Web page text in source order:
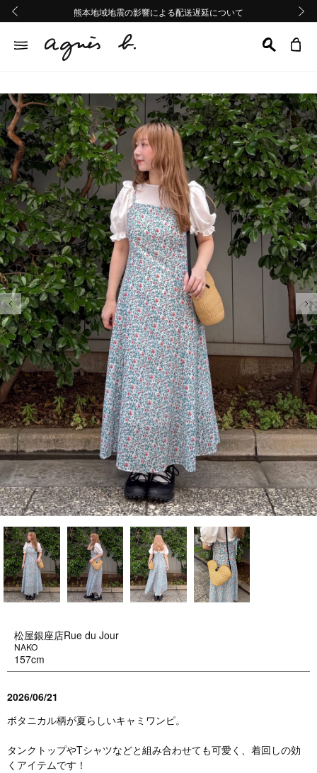
熊本地域地震の影響による配送遅延について
Summer Sale 2buy10%OFF!!
熊本地域地震の影響による配送遅延について
Summer Sale 2buy10%OFF!!
前の画像
松屋銀座店Rue du Jour
NAKO
157cm
2026/06/21
ボタニカル柄が夏らしいキャミワンピ。
タンクトップやTシャツなどと組み合わせても可愛く、着回しの効
くアイテムです！